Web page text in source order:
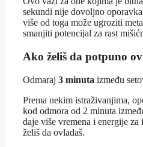
sekundi nije dovoljno
više od toga može ugroziti
smanjiti potencijal za rast
Ako želiš da potpuno
Odmaraj 3 minuta između
Prema nekim istraživanjima,
kod odmora od 2 minuta
daje više vremena i energije
želiš da ovladaš.